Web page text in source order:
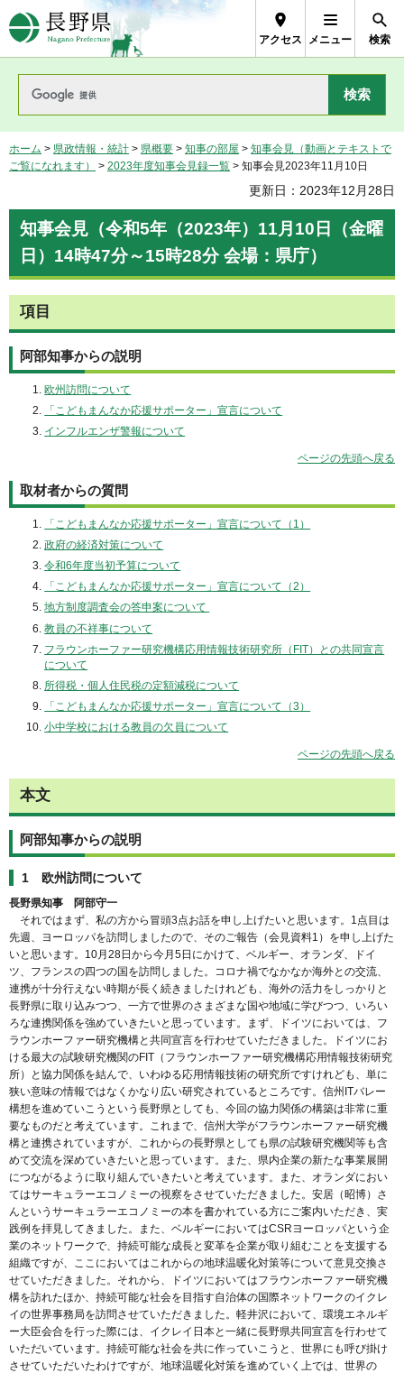
長野県Nagano Prefecture
アクセス メニュー 検索
ホーム > 県政情報・統計 > 県概要 > 知事の部屋 > 知事会見（動画とテキストで
ご覧になれます）
> 2023年度知事会見録一覧 > 知事会見2023年11月10日
更新日：2023年12月28日
知事会見（令和5年（2023年）11月10日（金曜
日）14時47分～15時28分 会場：県庁）
項目
阿部知事からの説明
欧州訪問について
「こどもまんなか応援サポーター」宣言について
インフルエンザ警報について
ページの先頭へ戻る
取材者からの質問
「こどもまんなか応援サポーター」宣言について（1）
政府の経済対策について
令和6年度当初予算について
「こどもまんなか応援サポーター」宣言について（2）
地方制度調査会の答申案について
教員の不祥事について
フラウンホーファー研究機構応用情報技術研究所（FIT）との共同宣言
について
所得税・個人住民税の定額減税について
「こどもまんなか応援サポーター」宣言について（3）
小中学校における教員の欠員について
ページの先頭へ戻る
本文
阿部知事からの説明
1 欧州訪問について
長野県知事 阿部守一
それではまず、私の方から冒頭3点お話を申し上げたいと思います。1点目は
先週、ヨーロッパを訪問しましたので、そのご報告（会見資料1）を申し上げた
いと思います。10月28日から今月5日にかけて、ベルギー、オランダ、ドイ
ツ、フランスの四つの国を訪問しました。コロナ禍でなかなか海外との交流、
連携が十分行えない時期が長く続きましたけれども、海外の活力をしっかりと
長野県に取り込みつつ、一方で世界のさまざまな国や地域に学びつつ、いろい
ろな連携関係を強めていきたいと思っています。まず、ドイツにおいては、フ
ラウンホーファー研究機構と共同宣言を行わせていただきました。ドイツにお
ける最大の試験研究機関のFIT（フラウンホーファー研究機構応用情報技術研究
所）と協力関係を結んで、いわゆる応用情報技術の研究所ですけれども、単に
狭い意味の情報ではなくかなり広い研究されているところです。信州ITバレー
構想を進めていこうという長野県としても、今回の協力関係の構築は非常に重
要なものだと考えています。これまで、信州大学がフラウンホーファー研究機
構と連携されていますが、これからの長野県としても県の試験研究機関等も含
めて交流を深めていきたいと思っています。また、県内企業の新たな事業展開
につながるように取り組んでいきたいと考えています。また、オランダにおい
てはサーキュラーエコノミーの視察をさせていただきました。安居（昭博）さ
んというサーキュラーエコノミーの本を書かれている方にご案内いただき、実
践例を拝見してきました。また、ベルギーにおいてはCSRヨーロッパという企
業のネットワークで、持続可能な成長と変革を企業が取り組むことを支援する
組織ですが、ここにおいてはこれからの地球温暖化対策等について意見交換さ
せていただきました。それから、ドイツにおいてはフラウンホーファー研究機
構を訪れたほか、持続可能な社会を目指す自治体の国際ネットワークのイクレ
イの世界事務局を訪問させていただきました。軽井沢において、環境エネルギ
ー大臣会合を行った際には、イクレイ日本と一緒に長野県共同宣言を行わせて
いただいています。持続可能な社会を共に作っていこうと、世界にも呼び掛け
させていただいたわけですが、地球温暖化対策を進めていく上では、世界の